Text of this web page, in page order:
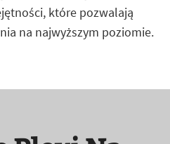
które pozwalają
na najwyższym poziomie.